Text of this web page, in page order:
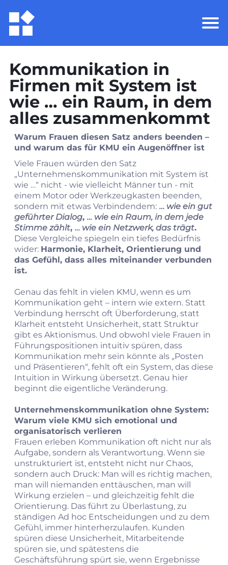
Kommunikation in
Firmen mit System ist
wie … ein Raum, in dem
alles zusammenkommt
Warum Frauen diesen Satz anders beenden –
und warum das für KMU ein Augenöffner ist
Viele Frauen würden den Satz
„Unternehmenskommunikation mit System ist
wie …“ nicht - wie vielleicht Männer tun - mit
einem Motor oder Werkzeugkasten beenden,
sondern mit etwas Verbindendem: … wie ein gut
geführter Dialog, … wie ein Raum, in dem jede
Stimme zählt, … wie ein Netzwerk, das trägt.
Diese Vergleiche spiegeln ein tiefes Bedürfnis
wider: Harmonie, Klarheit, Orientierung und
das Gefühl, dass alles miteinander verbunden
ist.
Genau das fehlt in vielen KMU, wenn es um
Kommunikation geht – intern wie extern. Statt
Verbindung herrscht oft Überforderung, statt
Klarheit entsteht Unsicherheit, statt Struktur
gibt es Aktionismus. Und obwohl viele Frauen in
Führungspositionen intuitiv spüren, dass
Kommunikation mehr sein könnte als „Posten
und Präsentieren“, fehlt oft ein System, das diese
Intuition in Wirkung übersetzt. Genau hier
beginnt die eigentliche Veränderung.
Unternehmenskommunikation ohne System:
Warum viele KMU sich emotional und
organisatorisch verlieren
Frauen erleben Kommunikation oft nicht nur als
Aufgabe, sondern als Verantwortung. Wenn sie
unstrukturiert ist, entsteht nicht nur Chaos,
sondern auch Druck: Man will es richtig machen,
man will niemanden enttäuschen, man will
Wirkung erzielen – und gleichzeitig fehlt die
Orientierung. Das führt zu Überlastung, zu
ständigen Ad hoc Entscheidungen und zu dem
Gefühl, immer hinterherzulaufen. Kunden
spüren diese Unsicherheit, Mitarbeitende
spüren sie, und spätestens die
Geschäftsführung spürt sie, wenn Ergebnisse